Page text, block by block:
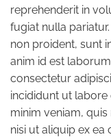
reprehenderit in
fugiat nulla
non proident, sunt
anim id est
consectetur
incididunt ut labore
minim veniam,
nisi ut aliquip ex